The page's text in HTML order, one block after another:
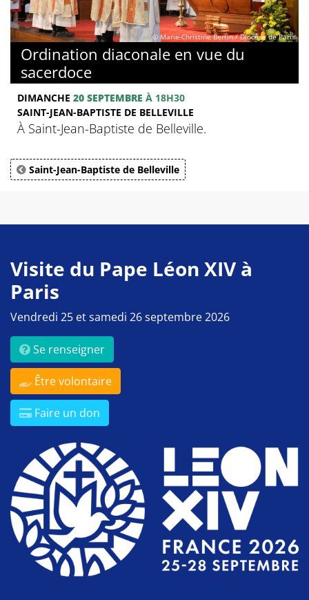
© Marie-Christine Bertin / Diocèse de Paris
Ordination diaconale en vue du
sacerdoce
DIMANCHE 20 SEPTEMBRE À 18H30
SAINT-JEAN-BAPTISTE DE BELLEVILLE
À Saint-Jean-Baptiste de Belleville.
Saint-Jean-Baptiste de Belleville
Visite du Pape Léon XIV à
Paris
Vendredi 25 et samedi 26 septembre 2026
Se renseigner
Être volontaire
Faire un don